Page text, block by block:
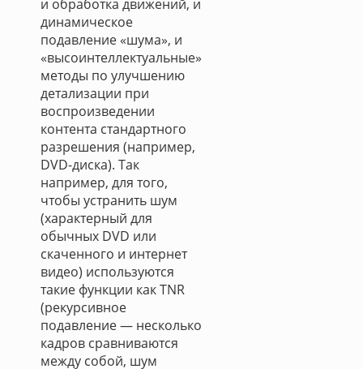
и обработка движений, и
динамическое
подавление «шума», и
«высоинтеллектуальные»
методы по улучшению
детализации при
воспроизведении
контента стандартного
разрешения (например,
DVD-диска). Так
например, для того,
чтобы устранить шум
(характерный для
обычных DVD или
скаченного и интернет
видео) используются
такие функции как TNR
(рекурсивное
подавление — несколько
кадров сравниваются
между собой, шум